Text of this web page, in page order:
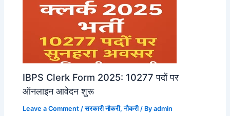
IBPS Clerk Form 2025: 10277 पदों पर
ऑनलाइन आवेदन शुरू
Leave a Comment /सरकारी नौकरी,नौकरी/ Byadmin